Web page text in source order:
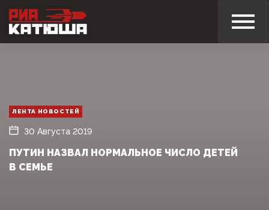
ЛЕНТА НОВОСТЕЙ
30 Августа 2019
ПУТИН НАЗВАЛ НОРМАЛЬНОЕ ЧИСЛО ДЕТЕЙ
В СЕМЬЕ